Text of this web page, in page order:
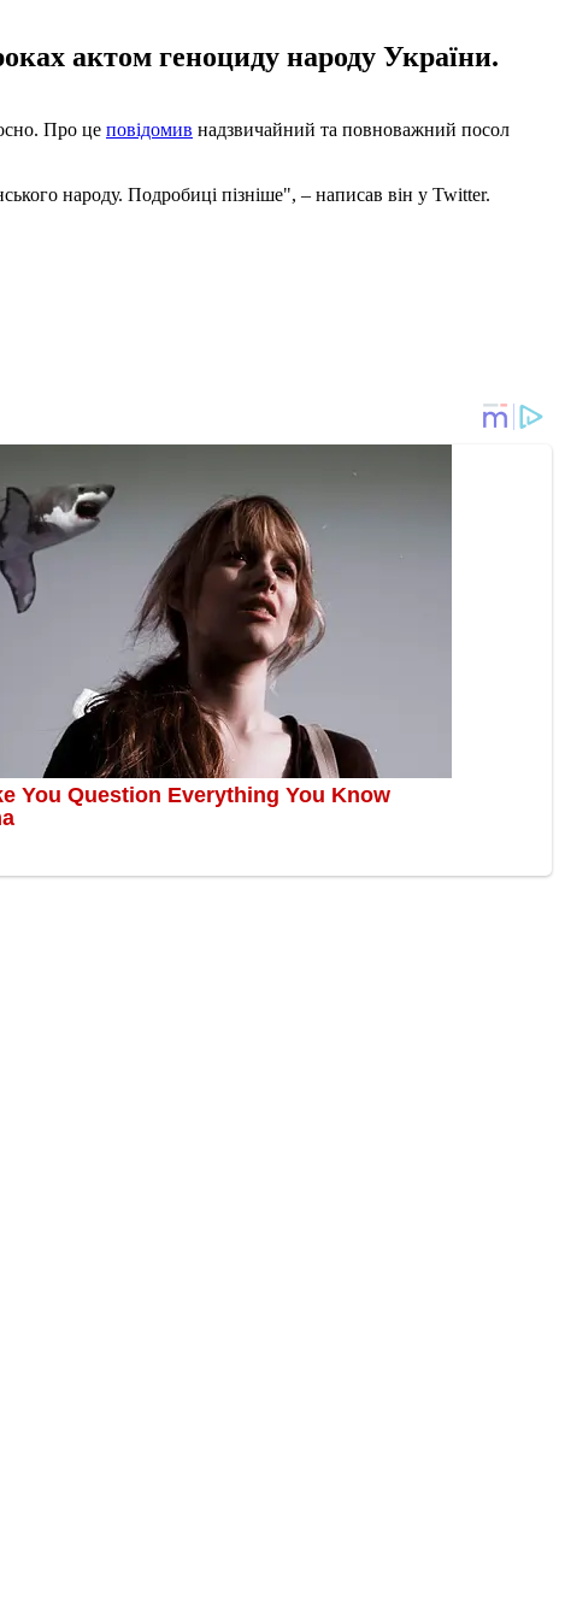
актом геноциду народу України.
Про це повідомив надзвичайний та повноважний посол
народу. Подробиці пізніше", – написав він у Twitter.